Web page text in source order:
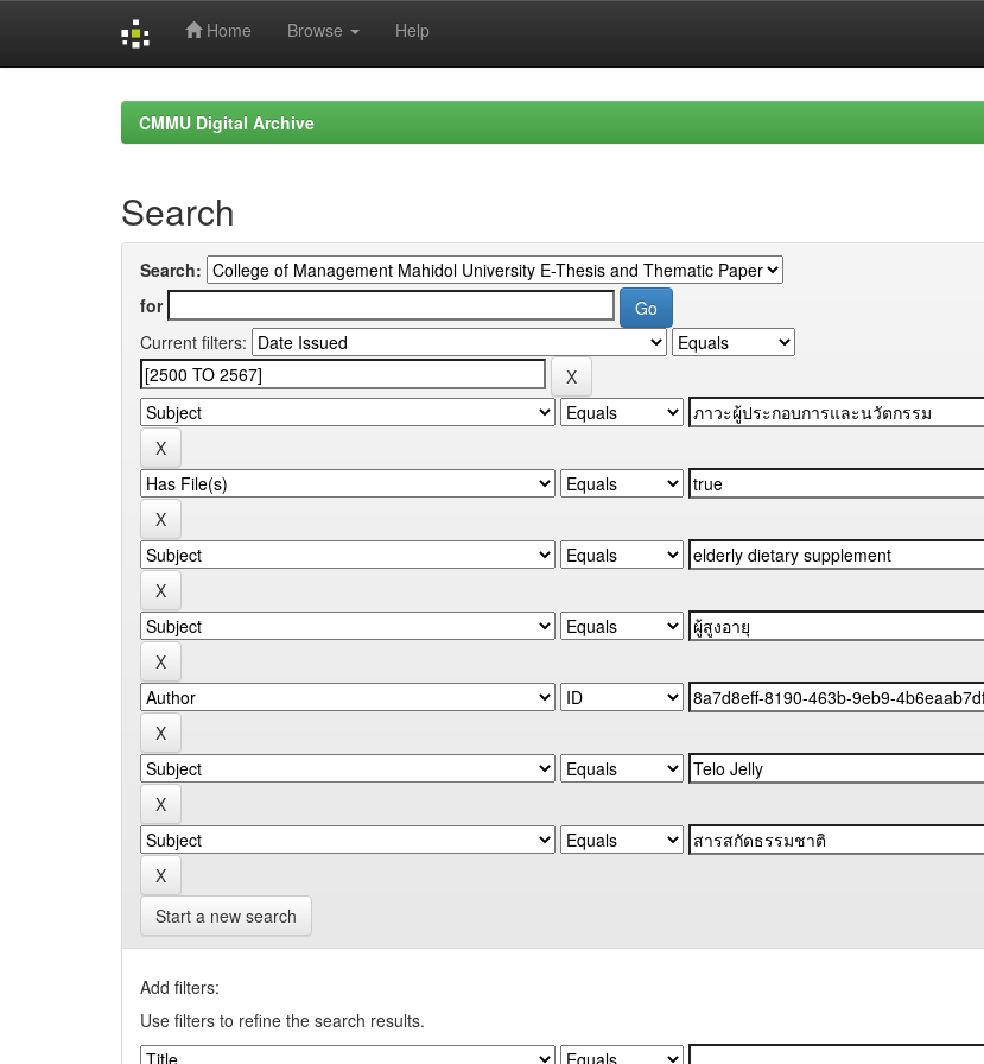
Home Browse Help
CMMU Digital Archive
Search
Search:
for
Current filters:
Start a new search
Add filters:
Use filters to refine the search results.